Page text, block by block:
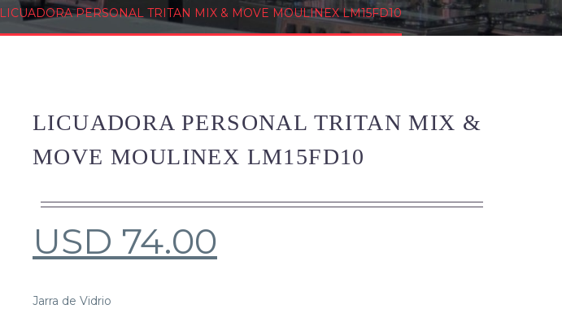
LICUADORA PERSONAL TRITAN MIX & MOVE MOULINEX LM15FD10
LICUADORA PERSONAL TRITAN MIX &
MOVE MOULINEX LM15FD10
USD 74.00
Jarra de Vidrio